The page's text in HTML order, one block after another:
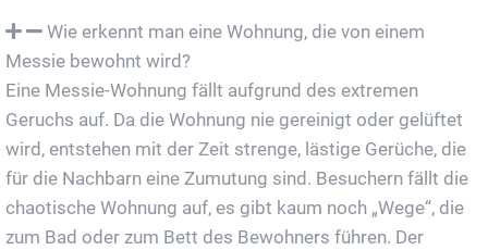
Wie erkennt man eine Wohnung, die von einem
Messie bewohnt wird?
Eine Messie-Wohnung fällt aufgrund des extremen
Geruchs auf. Da die Wohnung nie gereinigt oder gelüftet
wird, entstehen mit der Zeit strenge, lästige Gerüche, die
für die Nachbarn eine Zumutung sind. Besuchern fällt die
chaotische Wohnung auf, es gibt kaum noch „Wege“, die
zum Bad oder zum Bett des Bewohners führen. Der